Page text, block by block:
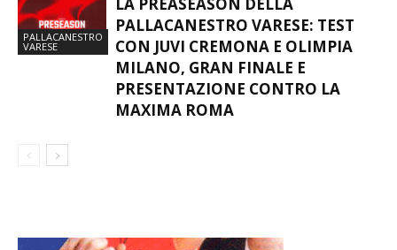
PALLACANESTRO
VARESE
PALLACANESTRO VARESE: TEST
CON JUVI CREMONA E OLIMPIA
MILANO, GRAN FINALE E
PRESENTAZIONE CONTRO LA
MAXIMA ROMA